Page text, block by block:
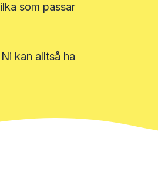
som passar
kan alltså ha